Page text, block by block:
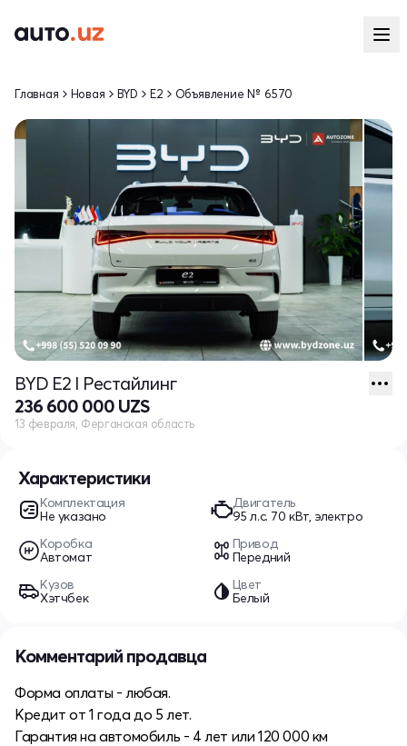
Характеристики
Комплектация
Не указано
Двигатель
95 л.c. 70 кВт, электро
Коробка
Автомат
Привод
Передний
Кузов
Хэтчбек
Цвет
Белый
Главная Новая BYD E2 Объявление № 6570
BYD E2 I Рестайлинг
236 600 000 UZS
13 февраля, Ферганская область
Комментарий продавца
Форма оплаты - любая.
Кредит от 1 года до 5 лет.
Гарантия на автомобиль - 4 лет или 120 000 км